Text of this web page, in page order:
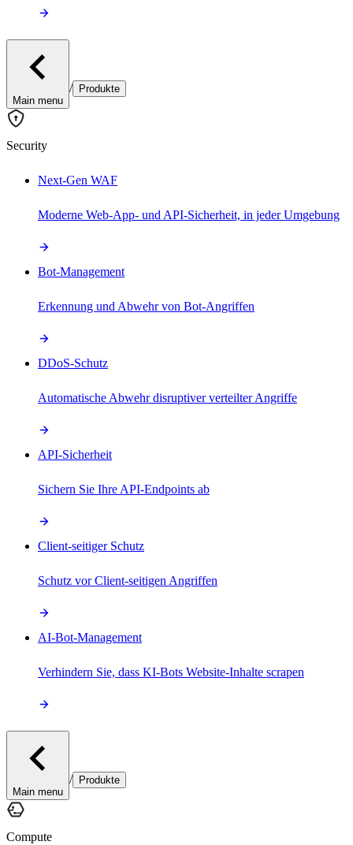
Main menu
/ Produkte
Security
Next-Gen WAF
Moderne Web-App- und API-Sicherheit, in jeder Umgebung
Bot-Management
Erkennung und Abwehr von Bot-Angriffen
DDoS-Schutz
Automatische Abwehr disruptiver verteilter Angriffe
API-Sicherheit
Sichern Sie Ihre API-Endpoints ab
Client-seitiger Schutz
Schutz vor Client-seitigen Angriffen
AI-Bot-Management
Verhindern Sie, dass KI-Bots Website-Inhalte scrapen
Main menu
/ Produkte
Compute